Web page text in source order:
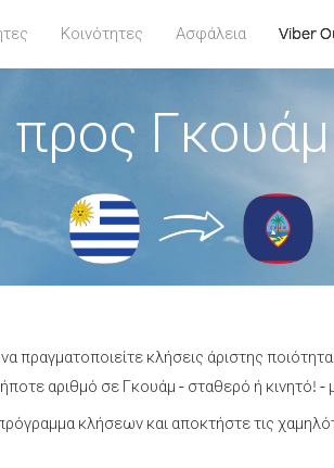
Κοινότητες Ασφάλεια Viber
πραγματοποιείτε κλήσεις άριστης
αριθμό σε Γκουάμ - σταθερό ή κινητό!
κλήσεων και αποκτήστε τις